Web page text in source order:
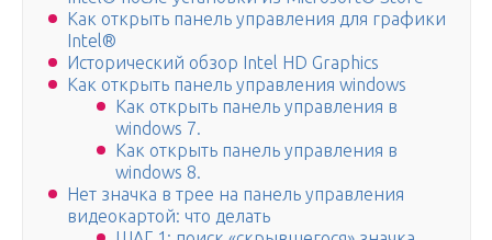
Как открыть панель управления для графики
Intel®
Исторический обзор Intel HD Graphics
Как открыть панель управления windows
Как открыть панель управления в
windows 7.
Как открыть панель управления в
windows 8.
Нет значка в трее на панель управления
видеокартой: что делать